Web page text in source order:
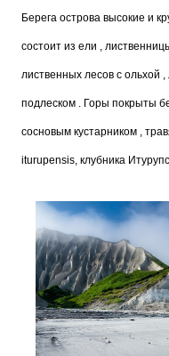
Берега острова высокие и
состоит из ели ,
лиственных лесов с ольхой
подлеском . Горы покрыты
сосновым кустарником ,
iturupensis, клубника